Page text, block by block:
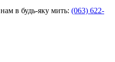
в будь-яку мить: (063) 622-